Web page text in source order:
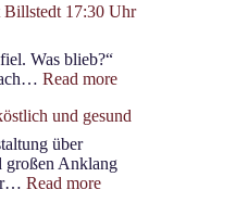
Billstedt 17:30 Uhr
Was blieb?“
Read more:
8.
Kulturpalast
Billstedt
und gesund
über
großen Anklang
Read more: